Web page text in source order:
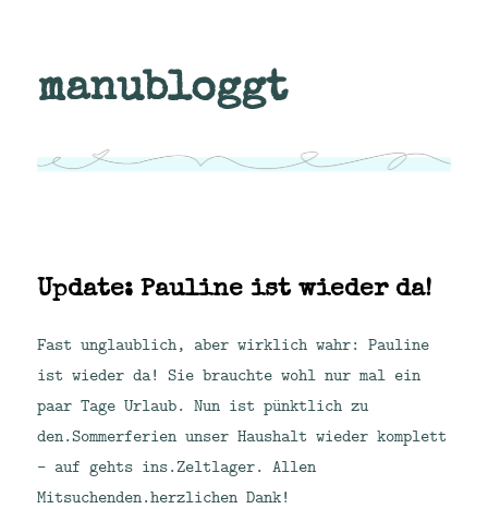
manubloggt
Update: Pauline ist wieder da!
Fast unglaublich, aber wirklich wahr: Pauline
ist wieder da! Sie brauchte wohl nur mal ein
paar Tage Urlaub. Nun ist pünktlich zu
den.Sommerferien unser Haushalt wieder komplett
– auf gehts ins.Zeltlager. Allen
Mitsuchenden.herzlichen Dank!